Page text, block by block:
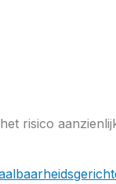
risico